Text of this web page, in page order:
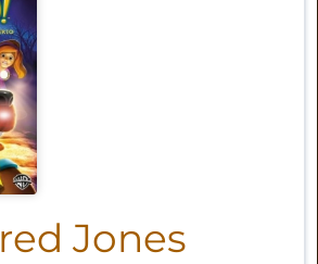
Jones